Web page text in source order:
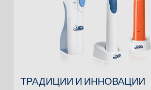
ТРАДИЦИИ И ИННОВАЦИИ